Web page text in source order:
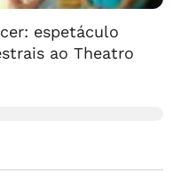
espetáculo
ao Theatro